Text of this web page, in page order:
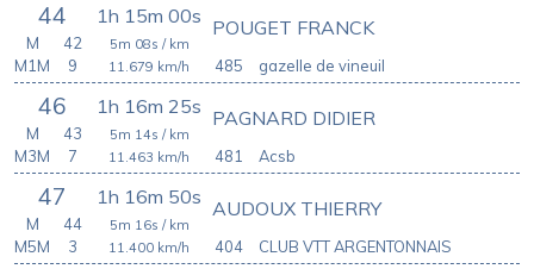
44 1h 15m 00s
485
POUGET FRANCK
5m 08s / km
11.679 km/h
M
42
M1M
9 gazelle de vineuil
46 1h 16m 25s
481
PAGNARD DIDIER
5m 14s / km
11.463 km/h
M
43
M3M
7 Acsb
47 1h 16m 50s
404
AUDOUX THIERRY
5m 16s / km
11.400 km/h
M
44
M5M
3 CLUB VTT ARGENTONNAIS